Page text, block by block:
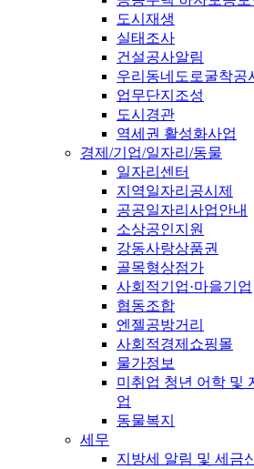
도시재생
실태조사
건설공사알림
우리동네도로굴착공
업무단지조성
도시경관
역세권 활성화사업
경제/기업/일자리/동물
일자리센터
지역일자리공시제
공공일자리사업안내
소상공인지원
강동사랑상품권
골목형상점가
사회적기업·마을기업
협동조합
엔젤공방거리
사회적경제쇼핑몰
물가정보
미취업 청년 어학 및
업
동물복지
세무
지방세 알림 및 세금